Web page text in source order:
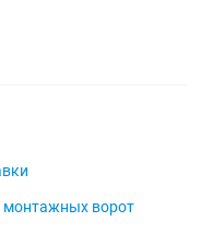
монтажных ворот